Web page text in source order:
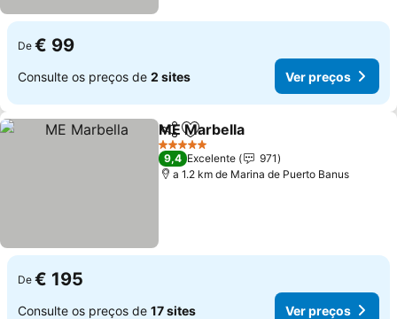
De € 99
Consulte os preços de 2 sites Ver preços
PartilharAdicionar aos favoritos
ME Marbella
5 Estrelas
9,4 Excelente
971
a 1.2 km de Marina de Puerto Banus
De € 195
Consulte os preços de 17 sites Ver preços